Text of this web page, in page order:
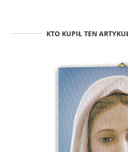
KTO KUPIŁ TEN